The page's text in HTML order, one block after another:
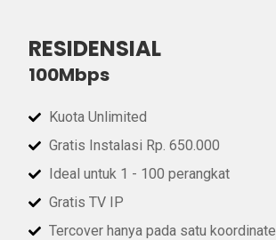
RESIDENSIAL
100Mbps
Kuota Unlimited
Gratis Instalasi Rp. 650.000
Ideal untuk 1 - 100 perangkat
Gratis TV IP
Tercover hanya pada satu koordinate